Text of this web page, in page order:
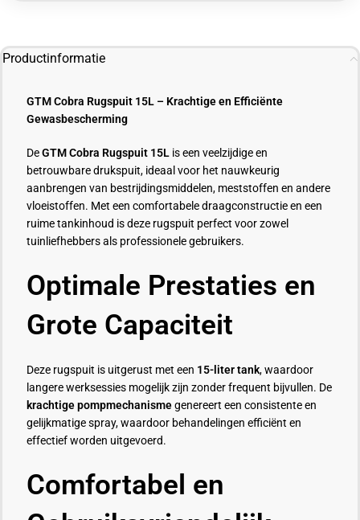
Productinformatie
GTM Cobra Rugspuit 15L – Krachtige en Efficiënte
Gewasbescherming
DeGTM Cobra Rugspuit 15L is een veelzijdige en
betrouwbare drukspuit, ideaal voor het nauwkeurig
aanbrengen van bestrijdingsmiddelen, meststoffen en andere
vloeistoffen. Met een comfortabele draagconstructie en een
ruime tankinhoud is deze rugspuit perfect voor zowel
tuinliefhebbers als professionele gebruikers.
Optimale Prestaties en
Grote Capaciteit
Deze rugspuit is uitgerust met een 15-liter tank, waardoor
langere werksessies mogelijk zijn zonder frequent bijvullen. De
krachtige pompmechanismegenereert een consistente en
gelijkmatige spray, waardoor behandelingen efficiënt en
effectief worden uitgevoerd.
Comfortabel en